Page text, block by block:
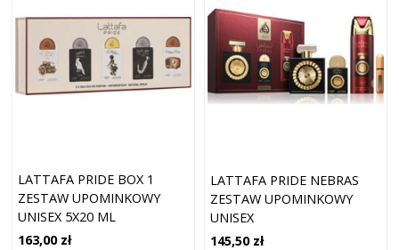
LATTAFA PRIDE BOX 1
ZESTAW UPOMINKOWY
UNISEX 5X20 ML
163,00 zł
LATTAFA PRIDE NEBRAS
ZESTAW UPOMINKOWY
UNISEX
145,50 zł